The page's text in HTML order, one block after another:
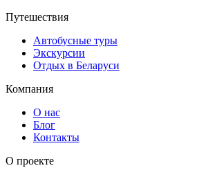
Путешествия
Автобусные туры
Экскурсии
Отдых в Беларуси
Компания
О нас
Блог
Контакты
О проекте